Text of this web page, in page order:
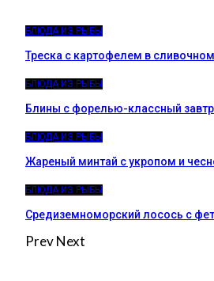
БЛЮДА ИЗ РЫБЫ
Треска с картофелем в
БЛЮДА ИЗ РЫБЫ
Блины с форелью-классный
БЛЮДА ИЗ РЫБЫ
Жареный минтай с укропом и
БЛЮДА ИЗ РЫБЫ
Средиземноморский лосось с
PrevNext